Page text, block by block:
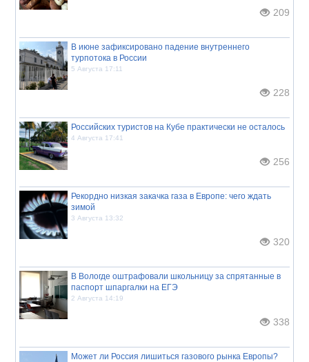
209
В июне зафиксировано падение внутреннего
турпотока в России
5 Августа 17:11
228
Российских туристов на Кубе практически не осталось
4 Августа 17:41
256
Рекордно низкая закачка газа в Европе: чего ждать
зимой
3 Августа 13:32
320
В Вологде оштрафовали школьницу за спрятанные в
паспорт шпаргалки на ЕГЭ
2 Августа 14:19
338
Может ли Россия лишиться газового рынка Европы?